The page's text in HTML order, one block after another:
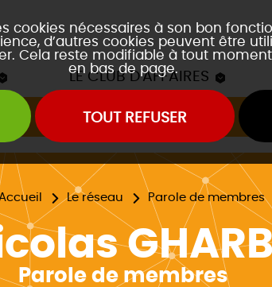
cookies nécessaires à son bon
d’autres cookies peuvent être
Cela reste modifiable à tout
en bas de page.
TOUT REFUSER
LE CLUB D'AFFAIRES
du Club
la découverte de..."
Le réseau Parole de membres
Parole de membres